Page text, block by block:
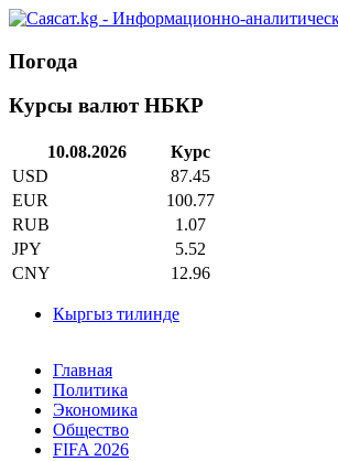
Погода
Курсы валют НБКР
10.08.2026
Курс
USD
87.45
EUR
100.77
RUB
1.07
JPY
5.52
CNY
12.96
Кыргыз тилинде
Главная
Политика
Экономика
Общество
FIFA 2026